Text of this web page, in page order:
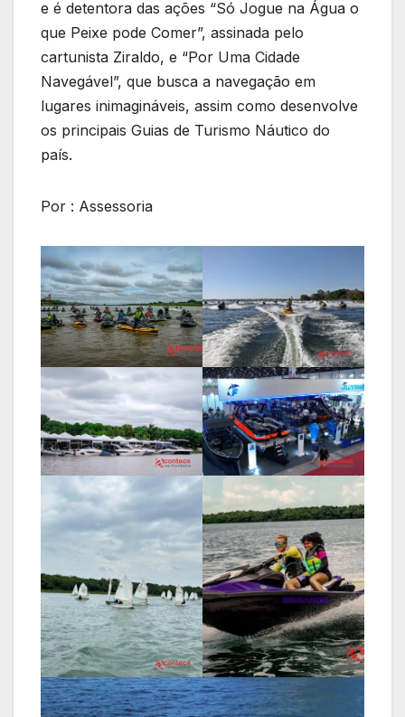
e é detentora das ações “Só Jogue na Água o
que Peixe pode Comer”, assinada pelo
cartunista Ziraldo, e “Por Uma Cidade
Navegável”, que busca a navegação em
lugares inimagináveis, assim como desenvolve
os principais Guias de Turismo Náutico do
país.
Por : Assessoria